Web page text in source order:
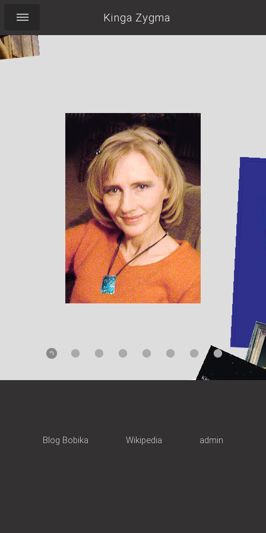
Kinga Zygma
Pocieszyć Labradorkę,
wypić herbatę,
pilnować torebki,
nie zapomnieć o
uśmiechu...
Blog Bobika Wikipedia admin